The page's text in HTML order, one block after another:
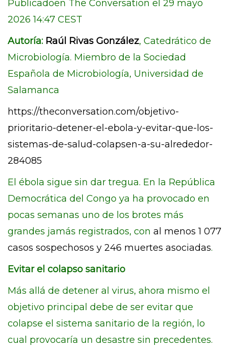
Publicadoen The Conversation el 29 mayo
2026 14:47 CEST
Autoría: Raúl Rivas González, Catedrático de
Microbiología. Miembro de la Sociedad
Española de Microbiología, Universidad de
Salamanca
https://theconversation.com/objetivo-
prioritario-detener-el-ebola-y-evitar-que-los-
sistemas-de-salud-colapsen-a-su-alrededor-
284085
El ébola sigue sin dar tregua. En la República
Democrática del Congo ya ha provocado en
pocas semanas uno de los brotes más
grandes jamás registrados, con al menos 1 077
casos sospechosos y 246 muertes asociadas.
Evitar el colapso sanitario
Más allá de detener al virus, ahora mismo el
objetivo principal debe de ser evitar que
colapse el sistema sanitario de la región, lo
cual provocaría un desastre sin precedentes.